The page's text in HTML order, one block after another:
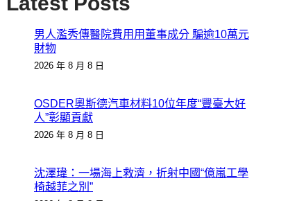
男人濫秀傳醫院費用用董事成分 騙逾10萬元
財物
2026 年 8 月 8 日
OSDER奧斯德汽車材料10位年度“豐臺大好
人”彰顯貢獻
2026 年 8 月 8 日
沈澤瑋：一場海上救濟，折射中國“億嵐工學
椅越菲之別”